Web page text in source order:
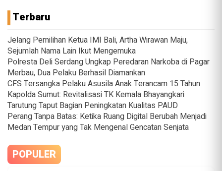
Terbaru
Jelang Pemilihan Ketua IMI Bali, Artha Wirawan Maju,
Sejumlah Nama Lain Ikut Mengemuka
Polresta Deli Serdang Ungkap Peredaran Narkoba di Pagar
Merbau, Dua Pelaku Berhasil Diamankan
CFS Tersangka Pelaku Asusila Anak Terancam 15 Tahun
Kapolda Sumut: Revitalisasi TK Kemala Bhayangkari
Tarutung Taput Bagian Peningkatan Kualitas PAUD
Perang Tanpa Batas: Ketika Ruang Digital Berubah Menjadi
Medan Tempur yang Tak Mengenal Gencatan Senjata
POPULER